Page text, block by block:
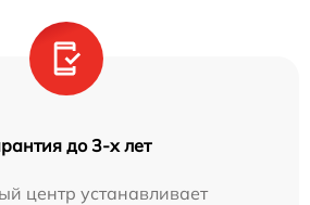
до 3-х лет
центр устанавливает